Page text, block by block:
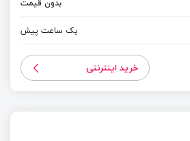
بدون قیمت
یک ساعت پیش
خرید اینترنتی